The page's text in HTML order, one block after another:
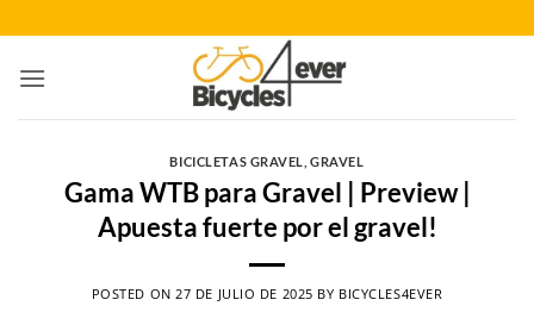
al
contenido
BICICLETAS GRAVEL ,GRAVEL
Gama WTB para Gravel | Preview |
Apuesta fuerte por el gravel!
POSTED ON 27 DE JULIO DE 2025 BY BICYCLES4EVER